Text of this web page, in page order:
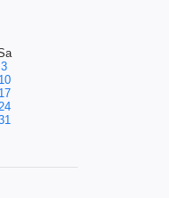
3
10
17